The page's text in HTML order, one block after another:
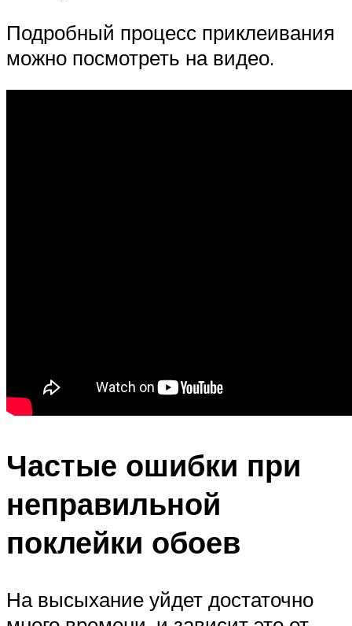
Подробный процесс приклеивания
можно посмотреть на видео.
Частые ошибки при
неправильной
поклейки обоев
На высыхание уйдет достаточно